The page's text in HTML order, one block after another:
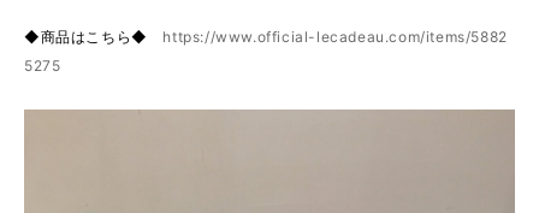
◆商品はこちら◆ https://www.official-lecadeau.com/items/5882
5275